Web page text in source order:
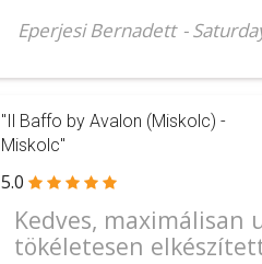
Eperjesi Bernadett -
"Il Baffo by Avalon (Miskolc) -
Miskolc"
5.0
Kedves, maximálisan
tökéletesen